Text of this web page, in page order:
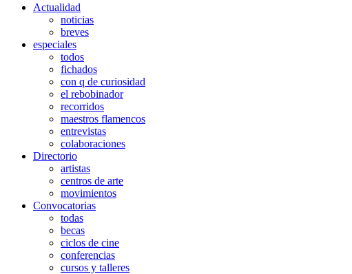
Actualidad
noticias
breves
especiales
todos
fichados
con q de curiosidad
el rebobinador
recorridos
maestros flamencos
entrevistas
colaboraciones
Directorio
artistas
centros de arte
movimientos
Convocatorias
todas
becas
ciclos de cine
conferencias
cursos y talleres